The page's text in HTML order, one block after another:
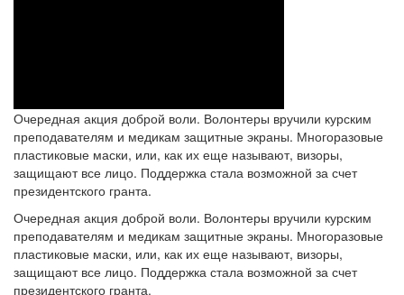
Очередная акция доброй воли. Волонтеры вручили курским
преподавателям и медикам защитные экраны. Многоразовые
пластиковые маски, или, как их еще называют, визоры,
защищают все лицо. Поддержка стала возможной за счет
президентского гранта.
Очередная акция доброй воли. Волонтеры вручили курским
преподавателям и медикам защитные экраны. Многоразовые
пластиковые маски, или, как их еще называют, визоры,
защищают все лицо. Поддержка стала возможной за счет
президентского гранта.